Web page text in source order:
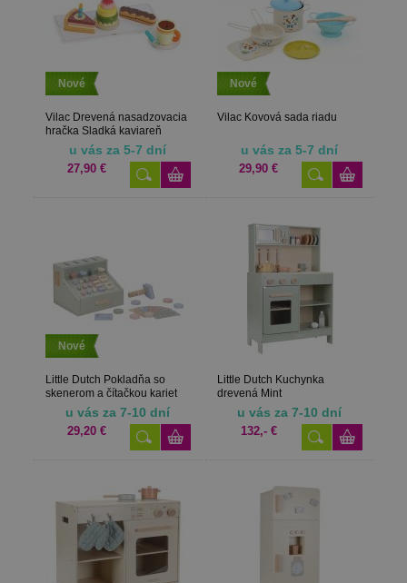
Nové
Vilac Drevená nasadzovacia
hračka Sladká kaviareň
u vás za 5-7 dní
27,90 €
Nové
Vilac Kovová sada riadu
u vás za 5-7 dní
29,90 €
Nové
Little Dutch Pokladňa so
skenerom a čítačkou kariet
u vás za 7-10 dní
29,20 €
Little Dutch Kuchynka
drevená Mint
u vás za 7-10 dní
132,- €